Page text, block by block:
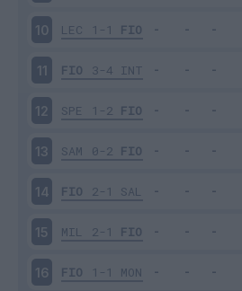
10 LEC 1-1 FIO
11 FIO 3-4 INT
12 SPE 1-2 FIO
13 SAM 0-2 FIO
14 FIO 2-1 SAL
15 MIL 2-1 FIO
16 FIO 1-1 MON